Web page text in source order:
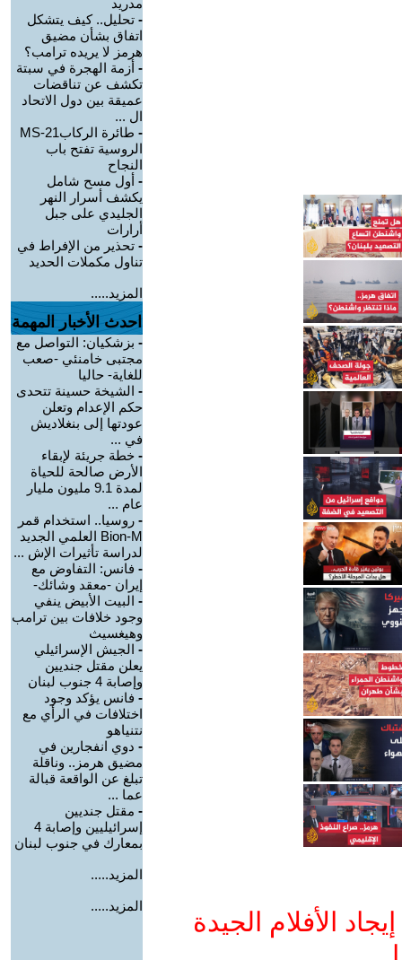
الأفلام الجيدة
مدريد
- تحليل.. كيف يتشكل
اتفاق بشأن مضيق
هرمز لا يريده ترامب؟
- أزمة الهجرة في سبتة
تكشف عن تناقضات
عميقة بين دول الاتحاد
ال ...
-
طائرة الركابMS-21
الروسية تفتح باب
النجاح
- أول مسح شامل
يكشف أسرار النهر
الجليدي على جبل
أرارات
- تحذير من الإفراط في
تناول مكملات الحديد
المزيد.....
احدث الأخبار المهمة
- بزشكيان: التواصل مع
مجتبى خامنئي -صعب
للغاية- حاليا
- الشيخة حسينة تتحدى
حكم الإعدام وتعلن
عودتها إلى بنغلاديش
في ...
- خطة جريئة لإبقاء
الأرض صالحة للحياة
لمدة 9.1 مليون مليار
عام ...
- روسيا.. استخدام قمر
Bion-M العلمي الجديد
لدراسة تأثيرات الإش ...
- فانس: التفاوض مع
إيران -معقد وشائك-
- البيت الأبيض ينفي
وجود خلافات بين ترامب
وهيغسيث
- الجيش الإسرائيلي
يعلن مقتل جنديين
وإصابة 4 جنوب لبنان
- فانس يؤكد وجود
اختلافات في الرأي مع
نتنياهو
- دوي انفجارين في
مضيق هرمز.. وناقلة
تبلغ عن الواقعة قبالة
عما ...
- مقتل جنديين
إسرائيليين وإصابة 4
بمعارك في جنوب لبنان
المزيد.....
المزيد.....